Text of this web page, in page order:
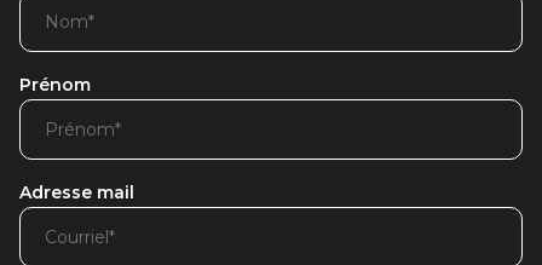
Prénom
Adresse mail